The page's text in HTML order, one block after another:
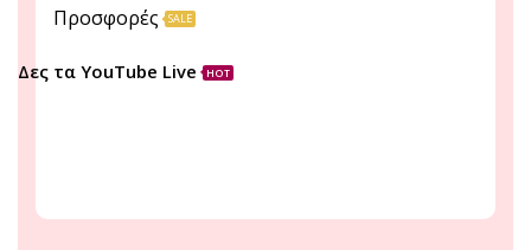
Προσφορές
SALE
Δες τα YouTube Live HOT